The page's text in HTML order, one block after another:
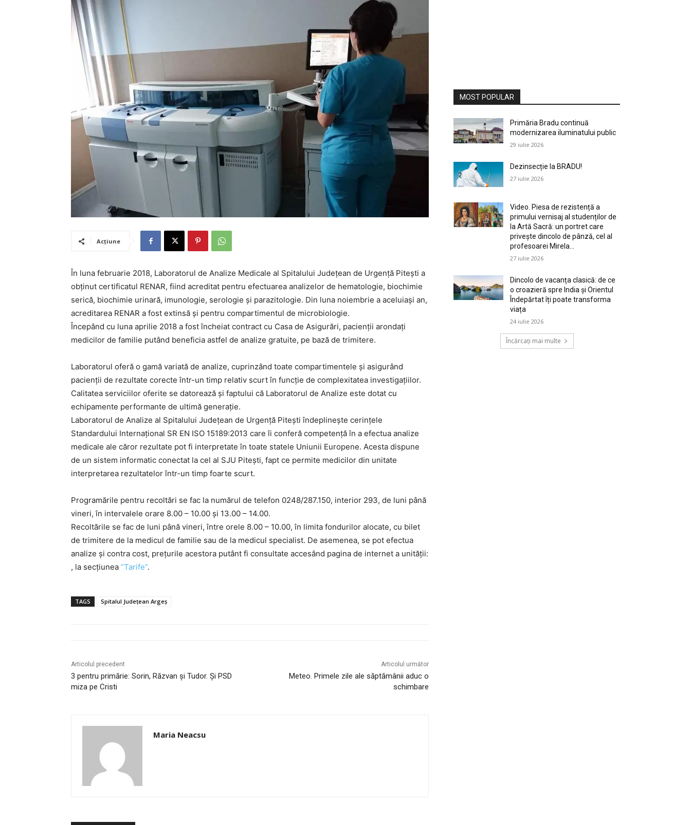
Acțiune
În luna februarie 2018, Laboratorul de Analize Medicale al Spitalului Județean de Urgență Pitești a
obținut certificatul RENAR, fiind acreditat pentru efectuarea analizelor de hematologie, biochimie
serică, biochimie urinară, imunologie, serologie și parazitologie. Din luna noiembrie a aceluiași an,
acreditarea RENAR a fost extinsă și pentru compartimentul de microbiologie.
Începând cu luna aprilie 2018 a fost încheiat contract cu Casa de Asigurări, pacienții arondați
medicilor de familie putând beneficia astfel de analize gratuite, pe bază de trimitere.
Laboratorul oferă o gamă variată de analize, cuprinzând toate compartimentele și asigurând
pacienții de rezultate corecte într-un timp relativ scurt în funcție de complexitatea investigațiilor.
Calitatea serviciilor oferite se datorează și faptului că Laboratorul de Analize este dotat cu
echipamente performante de ultimă generație.
Laboratorul de Analize al Spitalului Județean de Urgență Pitești îndeplinește cerințele
Standardului Internațional SR EN ISO 15189:2013 care îi conferă competență în a efectua analize
medicale ale căror rezultate pot fi interpretate în toate statele Uniunii Europene. Acesta dispune
de un sistem informatic conectat la cel al SJU Pitești, fapt ce permite medicilor din unitate
interpretarea rezultatelor într-un timp foarte scurt.
Programările pentru recoltări se fac la numărul de telefon 0248/287.150, interior 293, de luni până
vineri, în intervalele orare 8.00 – 10.00 și 13.00 – 14.00.
Recoltările se fac de luni până vineri, între orele 8.00 – 10.00, în limita fondurilor alocate, cu bilet
de trimitere de la medicul de familie sau de la medicul specialist. De asemenea, se pot efectua
analize și contra cost, prețurile acestora putânt fi consultate accesând pagina de internet a unității:
, la secțiunea ”Tarife”.
TAGS Spitalul Județean Argeș
Articolul precedent
3 pentru primărie: Sorin, Răzvan și Tudor. Și PSD
miza pe Cristi
Articolul următor
Meteo. Primele zile ale săptămânii aduc o
schimbare
Maria Neacsu
MOST POPULAR
Primăria Bradu continuă
modernizarea iluminatului public
29 iulie 2026
Dezinsecție la BRADU!
27 iulie 2026
Video. Piesa de rezistență a
primului vernisaj al studenților de
la Artă Sacră: un portret care
privește dincolo de pânză, cel al
profesoarei Mirela...
27 iulie 2026
Dincolo de vacanța clasică: de ce
o croazieră spre India și Orientul
Îndepărtat îți poate transforma
viața
24 iulie 2026
Încărcați mai multe